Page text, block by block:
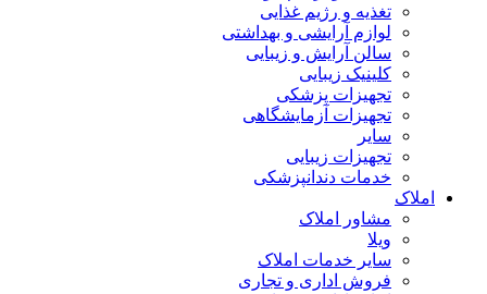
تغذیه و رژیم غذایی
لوازم آرایشی و بهداشتی
سالن آرایش و زیبایی
کلینیک زیبایی
تجهیزات پزشکی
تجهیزات آزمایشگاهی
سایر
تجهیزات زیبایی
خدمات دندانپزشکی
املاک
مشاور املاک
ویلا
سایر خدمات املاک
فروش اداری و تجاری